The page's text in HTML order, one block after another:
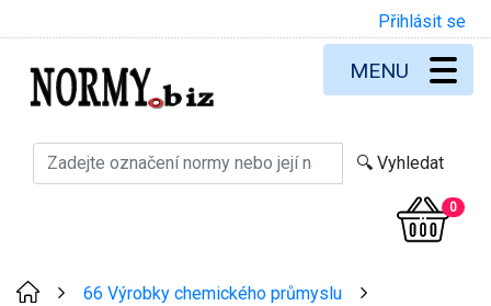
Přihlásit se
0
MENU
66 Výrobky chemického průmyslu